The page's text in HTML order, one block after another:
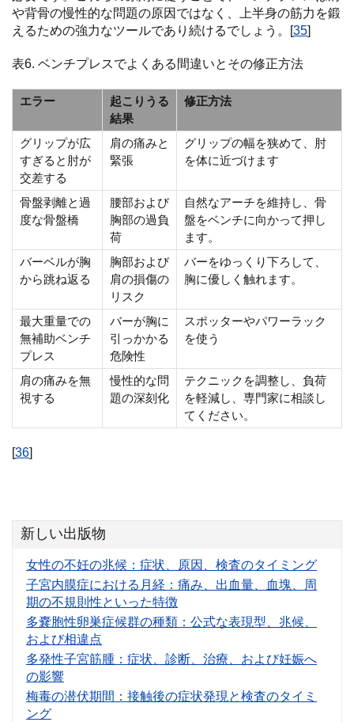
や背骨の慢性的な問題の原因ではなく、上半身の筋力を鍛
えるための強力なツールであり続けるでしょう。[35]
表6. ベンチプレスでよくある間違いとその修正方法
エラー
起こりうる
結果
修正方法
グリップが広
すぎると肘が
交差する
肩の痛みと
緊張
グリップの幅を狭めて、肘
を体に近づけます
骨盤剥離と過
度な骨盤橋
腰部および
胸部の過負
荷
自然なアーチを維持し、骨
盤をベンチに向かって押し
ます。
バーベルが胸
から跳ね返る
胸部および
肩の損傷の
リスク
バーをゆっくり下ろして、
胸に優しく触れます。
最大重量での
無補助ベンチ
プレス
バーが胸に
引っかかる
危険性
スポッターやパワーラック
を使う
肩の痛みを無
視する
慢性的な問
題の深刻化
テクニックを調整し、負荷
を軽減し、専門家に相談し
てください。
[36]
新しい出版物
女性の不妊の兆候：症状、原因、検査のタイミング
子宮内膜症における月経：痛み、出血量、血塊、周
期の不規則性といった特徴
多嚢胞性卵巣症候群の種類：公式な表現型、兆候、
および相違点
多発性子宮筋腫：症状、診断、治療、および妊娠へ
の影響
梅毒の潜伏期間：接触後の症状発現と検査のタイミ
ング